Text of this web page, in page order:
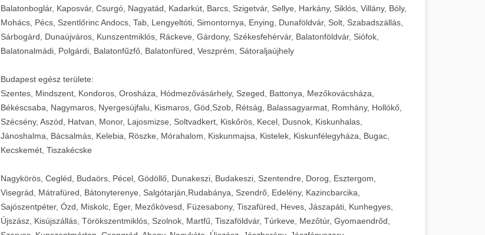
Balatonboglár, Kaposvár, Csurgó, Nagyatád, Kadarkút, Barcs, Szigetvár, Sellye, Harkány, Siklós, Villány, Bóly,
Mohács, Pécs, Szentlőrinc Andocs, Tab, Lengyeltóti, Simontornya, Enying, Dunaföldvár, Solt, Szabadszállás,
Sárbogárd, Dunaújváros, Kunszentmiklós, Ráckeve, Gárdony, Székesfehérvár, Balatonföldvár, Siófok,
Balatonalmádi, Polgárdi, Balatonfűzfő, Balatonfüred, Veszprém, Sátoraljaújhely
Budapest egész területe:
Szentes, Mindszent, Kondoros, Orosháza, Hódmezővásárhely, Szeged, Battonya, Mezőkovácsháza,
Békéscsaba, Nagymaros, Nyergesújfalu, Kismaros, Göd,Szob, Rétság, Balassagyarmat, Romhány, Hollókő,
Szécsény, Aszód, Hatvan, Monor, Lajosmizse, Soltvadkert, Kiskőrös, Kecel, Dusnok, Kiskunhalas,
Jánoshalma, Bácsalmás, Kelebia, Röszke, Mórahalom, Kiskunmajsa, Kistelek, Kiskunfélegyháza, Bugac,
Kecskemét, Tiszakécske
Nagykörös, Cegléd, Budaörs, Pécel, Gödöllő, Dunakeszi, Budakeszi, Szentendre, Dorog, Esztergom,
Visegrád, Mátrafüred, Bátonyterenye, Salgótarján,Rudabánya, Szendrő, Edelény, Kazincbarcika,
Sajószentpéter, Ózd, Miskolc, Eger, Mezőkövesd, Füzesabony, Tiszafüred, Heves, Jászapáti, Kunhegyes,
Újszász, Kisújszállás, Törökszentmiklós, Szolnok, Martfű, Tiszaföldvár, Túrkeve, Mezőtúr, Gyomaendrőd,